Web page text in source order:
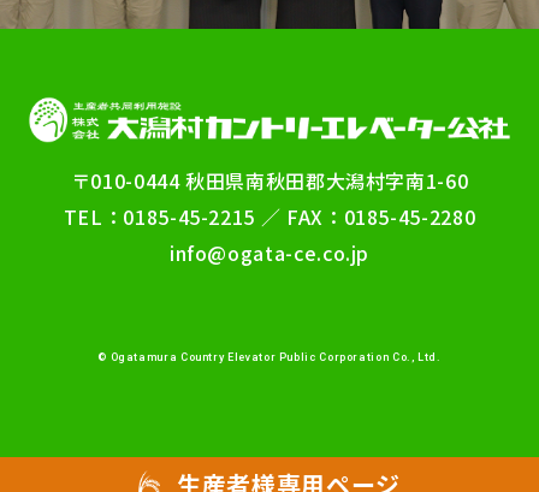
生産者様専用ページ
〒010-0444 秋田県南秋田郡大潟村字南1-60
TEL：0185-45-2215 ／ FAX：0185-45-2280
info@ogata-ce.co.jp
© Ogatamura Country Elevator Public Corporation Co., Ltd.